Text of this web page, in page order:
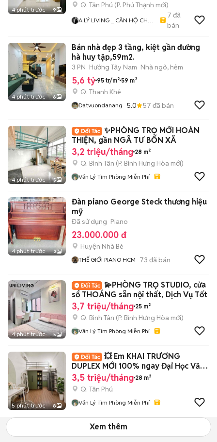
4 phút trước 9
Q. Tân Phú (P. Phú Thạnh mới)
A LÝ LIVING _ CĂN HỘ CHO
CHUNG CƯ - NHÀ Ở
7 đã
bán
4 phút trước 6
Bán nhà đẹp 3 tầng, kiệt gần đường
hà huy tập,59m2.
3 PN Hướng Tây Nam Nhà ngõ, hẻm
5,6 tỷ 95 tr/m² 59 m²
Q. Thanh Khê
Datvuondanang 5.0 57 đã bán
4 phút trước 5
✨PHÒNG TRỌ MỚI HOÀN
THIỆN, gần NGÃ TƯ BỐN XÃ
3,2 triệu/tháng 28 m²
Q. Bình Tân (P. Bình Hưng Hòa mới)
Văn Lý Tìm Phòng Miễn Phí
4 phút trước 3
Đàn piano George Steck thương hiệu
mỹ
Đã sử dụng Piano
23.000.000 đ
Huyện Nhà Bè
THẾ GIỚI PIANO HCM 73 đã bán
4 phút trước 5
💫PHÒNG TRỌ STUDIO, cửa
sổ THOÁNG sẵn nội thất, Dịch Vụ Tốt
3,7 triệu/tháng 25 m²
Q. Bình Tân (P. Bình Hưng Hòa mới)
Văn Lý Tìm Phòng Miễn Phí
5 phút trước 8
💥 Em KHAI TRƯƠNG
DUPLEX MỚI 100% ngay Đại Học Văn
Hiến
3,5 triệu/tháng 28 m²
Q. Tân Phú
Văn Lý Tìm Phòng Miễn Phí
Xem thêm